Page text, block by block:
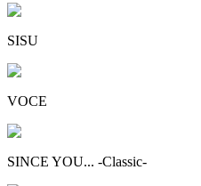
SISU
VOCE
SINCE YOU... -Classic-